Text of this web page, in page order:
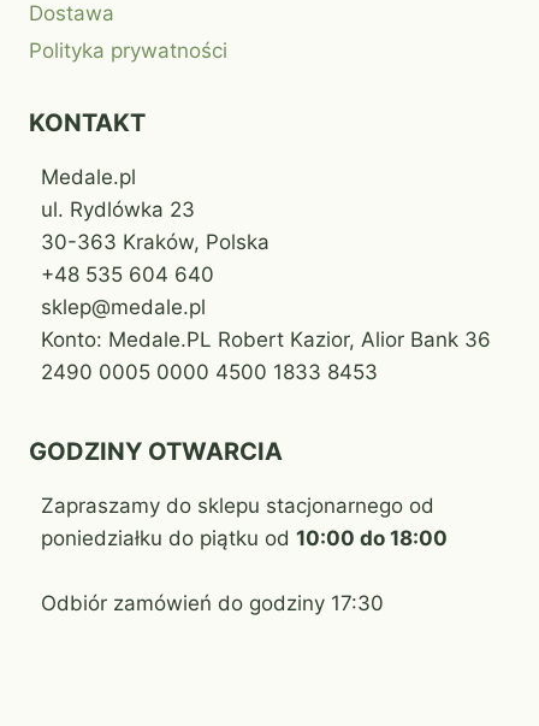
Dostawa
Polityka prywatności
KONTAKT
Medale.pl
ul. Rydlówka 23
30-363 Kraków, Polska
+48 535 604 640
sklep@medale.pl
Konto: Medale.PL Robert Kazior, Alior Bank 36
2490 0005 0000 4500 1833 8453
GODZINY OTWARCIA
Zapraszamy do sklepu stacjonarnego od
poniedziałku do piątku od 10:00 do 18:00
Odbiór zamówień do godziny 17:30